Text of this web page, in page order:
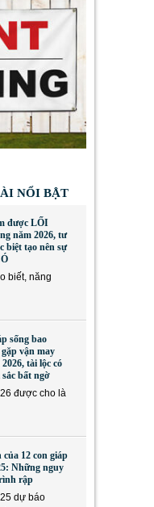
NỔI BẬT
được LỐI
năm 2026, tư
biệt tạo nên sự
biết, năng
sống bao
vận may
tài lộc có
bất ngờ
được cho là
của 12 con giáp
Những nguy
rập
dự báo